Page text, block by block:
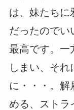
は、妹たちに
だったのでい
最高です。一
しまい、そ
に・・・。解
める、ストラ